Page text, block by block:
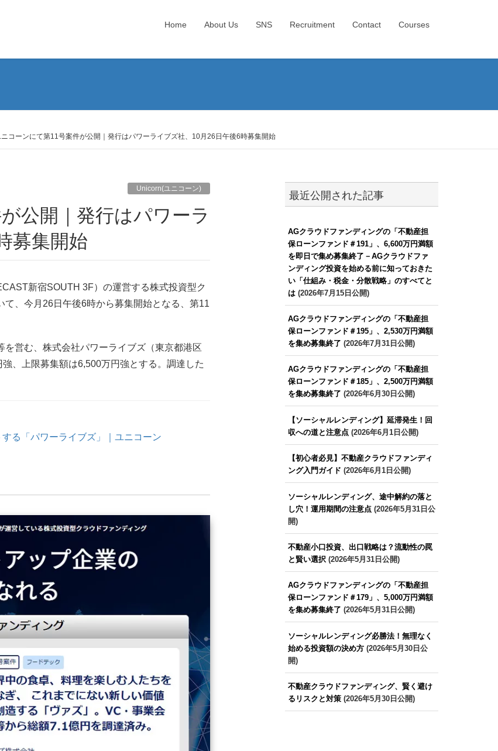
Home About Us SNS Recruitment Contact Courses
コーンにて第11号案件が公開｜発行はパワーライブズ社、10月26日午後6時募集開始
Unicorn(ユニコーン)
募集開始
新宿SOUTH 3F）の運営する株式投資型ク
て、今月26日午後6時から募集開始となる、第11
営む、株式会社パワーライブズ（東京都港区
、上限募集額は6,500万円強とする。調達した
る「パワーライブズ」｜ユニコーン
最近公開された記事
AGクラウドファンディングの「不動産担
保ローンファンド＃191」、6,600万円満額
を即日で集め募集終了－AGクラウドファ
ンディング投資を始める前に知っておきた
い「仕組み・税金・分散戦略」のすべてと
は(2026年7月15日公開)
AGクラウドファンディングの「不動産担
保ローンファンド＃195」、2,530万円満額
を集め募集終了 (2026年7月31日公開)
AGクラウドファンディングの「不動産担
保ローンファンド＃185」、2,500万円満額
を集め募集終了 (2026年6月30日公開)
【ソーシャルレンディング】延滞発生！回
収への道と注意点(2026年6月1日公開)
【初心者必見】不動産クラウドファンディ
ング入門ガイド (2026年6月1日公開)
ソーシャルレンディング、途中解約の落と
し穴！運用期間の注意点(2026年5月31日公
開)
不動産小口投資、出口戦略は？流動性の罠
と賢い選択(2026年5月31日公開)
AGクラウドファンディングの「不動産担
保ローンファンド＃179」、5,000万円満額
を集め募集終了 (2026年5月31日公開)
ソーシャルレンディング必勝法！無理なく
始める投資額の決め方(2026年5月30日公
開)
不動産クラウドファンディング、賢く避け
るリスクと対策(2026年5月30日公開)